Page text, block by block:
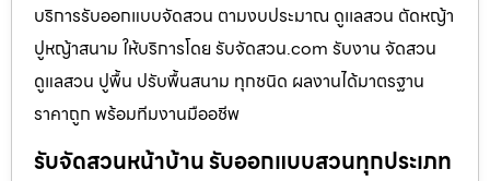
บริการรับออกแบบจัดสวน ตามงบประมาณ ดูเเลสวน ตัดหญ้า
ปูหญ้าสนาม ให้บริการโดย รับจัดสวน.com รับงาน จัดสวน
ดูแลสวน ปูพื้น ปรับพื้นสนาม ทุกชนิด ผลงานได้มาตรฐาน
ราคาถูก พร้อมทีมงานมืออชีพ
รับจัดสวนหน้าบ้าน รับออกแบบสวนทุกประเภท